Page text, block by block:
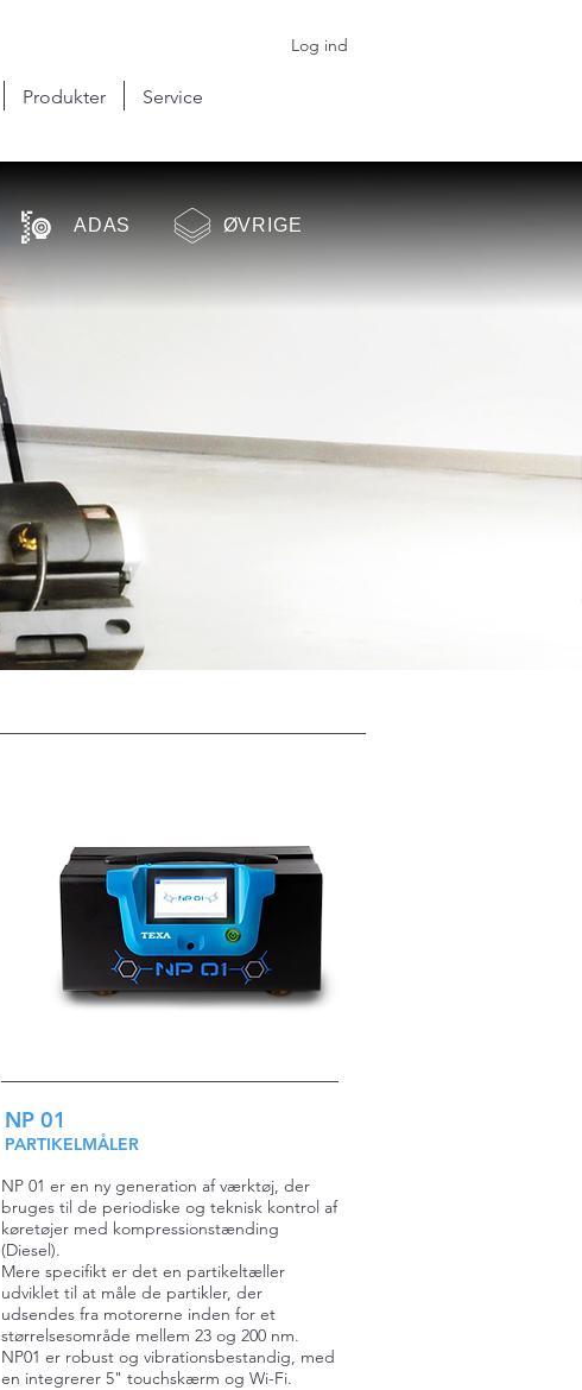
Log ind
Produkter Service
ADAS ØVRIGE
NP 01
PARTIKELMÅLER
NP 01 er en ny generation af værktøj, der
bruges til de periodiske og teknisk kontrol af
køretøjer med kompressionstænding
(Diesel).
Mere specifikt er det en partikeltæller
udviklet til at måle de partikler, der
udsendes fra motorerne inden for et
størrelsesområde mellem 23 og 200 nm.
NP01 er robust og vibrationsbestandig, med
en integrerer 5" touchskærm og Wi-Fi.